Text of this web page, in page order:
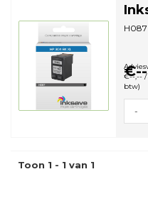
H087
€--,-- /
btw)
-
Toon 1 - 1 van 1